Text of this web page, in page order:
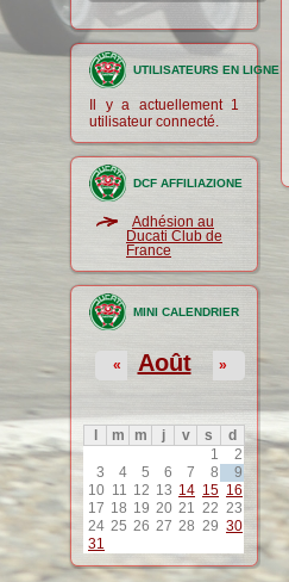
UTILISATEURS EN LIGNE
Il y a actuellement 1
utilisateur connecté.
DCF AFFILIAZIONE
Adhésion au
Ducati Club de
France
MINI CALENDRIER
Août
« »
m m j v s
d
1
2
3
4 5 6 7 8
9
10 11 12 13 14 15 16
17 18 19 20 21 22 23
24 25 26 27 28 29 30
31